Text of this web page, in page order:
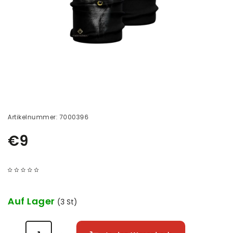
Artikelnummer: 7000396
€9
Auf Lager (3 St)